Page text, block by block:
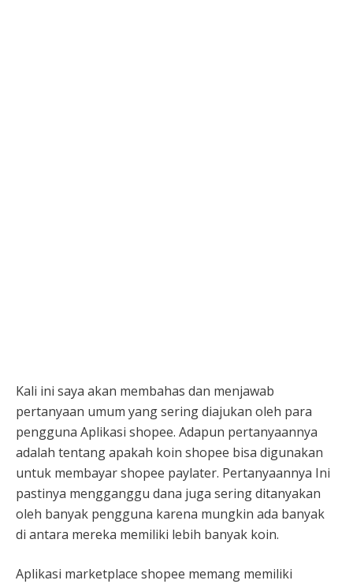
Kali ini saya akan membahas dan menjawab
pertanyaan umum yang sering diajukan oleh para
pengguna Aplikasi shopee. Adapun pertanyaannya
adalah tentang apakah koin shopee bisa digunakan
untuk membayar shopee paylater. Pertanyaannya Ini
pastinya mengganggu dana juga sering ditanyakan
oleh banyak pengguna karena mungkin ada banyak
di antara mereka memiliki lebih banyak koin.
Aplikasi marketplace shopee memang memiliki